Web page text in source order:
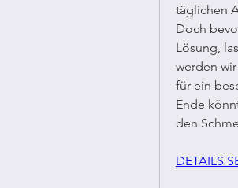
täglichen
Doch
Lösung,
werden
für ein
Ende
den
DETAILS